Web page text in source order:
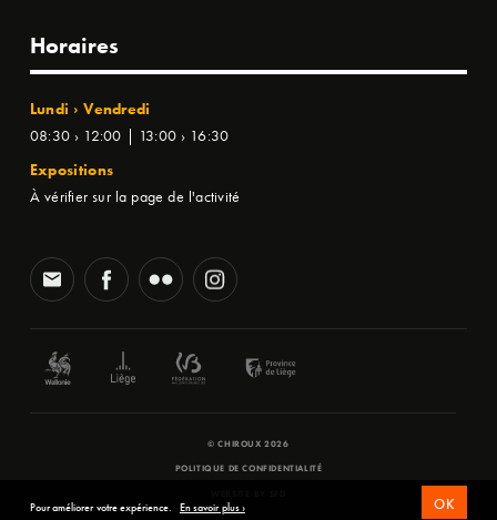
Horaires
Lundi › Vendredi
08:30 › 12:00 | 13:00 › 16:30
Expositions
À vérifier sur la page de l'activité
© CHIROUX 2026
POLITIQUE DE CONFIDENTIALITÉ
Pour améliorer votre expérience. En savoir plus › OK